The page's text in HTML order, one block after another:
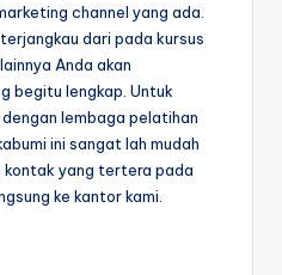
channel yang ada.
dari pada kursus
Anda akan
begitu lengkap. Untuk
lembaga pelatihan
ini sangat lah mudah
kontak yang tertera pada
ke kantor kami.